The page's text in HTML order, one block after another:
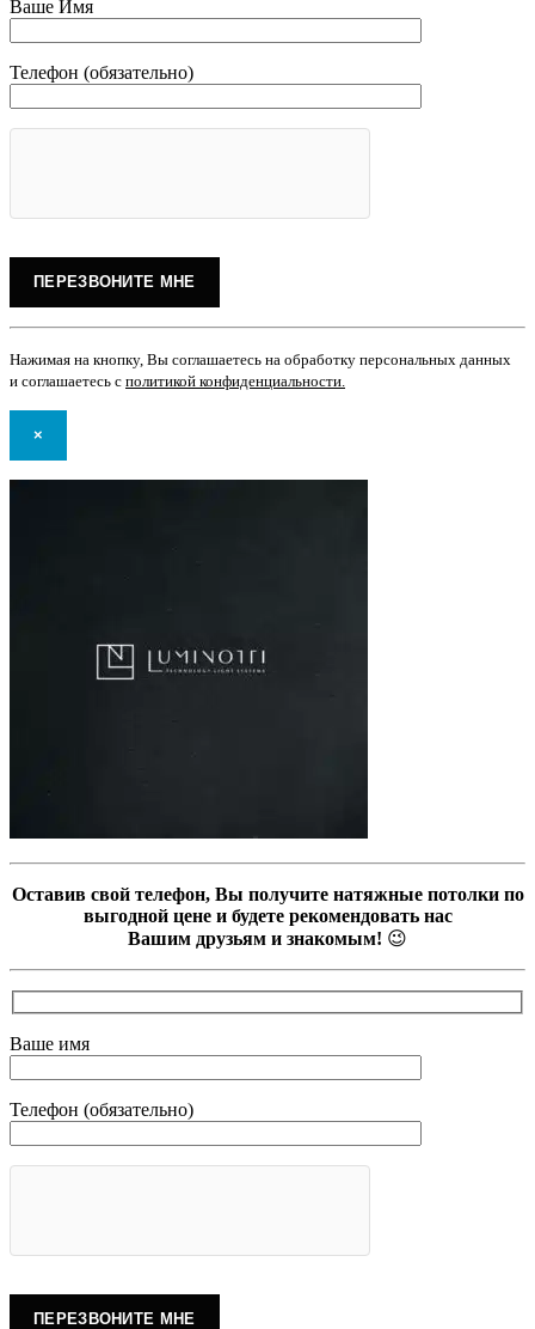
Ваше Имя
Телефон (обязательно)
Нажимая на кнопку, Вы соглашаетесь на обработку персональных данных
и соглашаетесь с политикой конфиденциальности.
×
Оставив свой телефон, Вы получите натяжные потолки по
выгодной цене и будете рекомендовать нас
Вашим друзьям и знакомым! 😉
Ваше имя
Телефон (обязательно)